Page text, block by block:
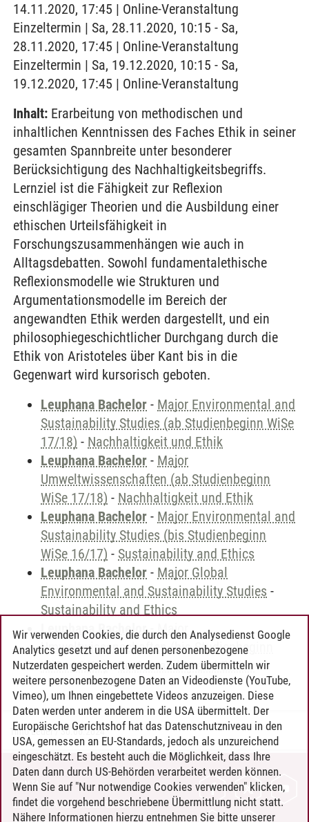
14.11.2020, 17:45 | Online-Veranstaltung
Einzeltermin | Sa, 28.11.2020, 10:15 - Sa,
28.11.2020, 17:45 | Online-Veranstaltung
Einzeltermin | Sa, 19.12.2020, 10:15 - Sa,
19.12.2020, 17:45 | Online-Veranstaltung
Inhalt: Erarbeitung von methodischen und
inhaltlichen Kenntnissen des Faches Ethik in seiner
gesamten Spannbreite unter besonderer
Berücksichtigung des Nachhaltigkeitsbegriffs.
Lernziel ist die Fähigkeit zur Reflexion
einschlägiger Theorien und die Ausbildung einer
ethischen Urteilsfähigkeit in
Forschungszusammenhängen wie auch in
Alltagsdebatten. Sowohl fundamentalethische
Reflexionsmodelle wie Strukturen und
Argumentationsmodelle im Bereich der
angewandten Ethik werden dargestellt, und ein
philosophiegeschichtlicher Durchgang durch die
Ethik von Aristoteles über Kant bis in die
Gegenwart wird kursorisch geboten.
Leuphana Bachelor - Major Environmental and
Sustainability Studies (ab Studienbeginn WiSe
17/18) - Nachhaltigkeit und Ethik
Leuphana Bachelor - Major
Umweltwissenschaften (ab Studienbeginn
WiSe 17/18) - Nachhaltigkeit und Ethik
Leuphana Bachelor - Major Environmental and
Sustainability Studies (bis Studienbeginn
WiSe 16/17) - Sustainability and Ethics
Leuphana Bachelor - Major Global
Environmental and Sustainability Studies -
Sustainability and Ethics
Leuphana Bachelor-Major
Umweltwissenschaften (bis Studienbeginn
WiSe 16/17)-Sustainability and Ethics
Timo Leder/30.06.2024
KONTAKT
LEUPHANA ALS ARBEITGEBER
Wir verwenden Cookies, die durch den Analysedienst Google
Analytics gesetzt und auf denen personenbezogene
Nutzerdaten gespeichert werden. Zudem übermitteln wir
weitere personenbezogene Daten an Videodienste (YouTube,
Vimeo), um Ihnen eingebettete Videos anzuzeigen. Diese
Daten werden unter anderem in die USA übermittelt. Der
Europäische Gerichtshof hat das Datenschutzniveau in den
USA, gemessen an EU-Standards, jedoch als unzureichend
eingeschätzt. Es besteht auch die Möglichkeit, dass Ihre
Daten dann durch US-Behörden verarbeitet werden können.
Wenn Sie auf "Nur notwendige Cookies verwenden" klicken,
findet die vorgehend beschriebene Übermittlung nicht statt.
Nähere Informationen hierzu entnehmen Sie bitte unserer